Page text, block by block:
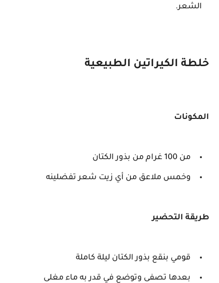
الشعر.
خلطة الكيراتين الطبيعية
المكونات
من 100 غرام من بذور الكتان
وخمس ملاعق من أي زيت شعر تفضلينه
طريقة التحضير
قومي بنقع بذور الكتان ليلة كاملة
بعدها تصفى وتوضع في قدر به ماء مغلى